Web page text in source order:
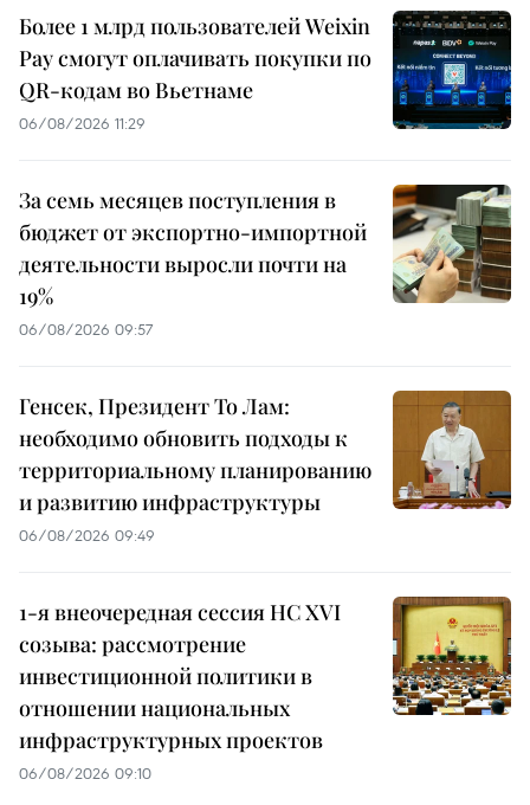
Более 1 млрд пользователей Weixin
Pay смогут оплачивать покупки по
QR-кодам во Вьетнаме
06/08/2026 11:29
За семь месяцев поступления в
бюджет от экспортно-импортной
деятельности выросли почти на
19%
06/08/2026 09:57
Генсек, Президент То Лам:
необходимо обновить подходы к
территориальному планированию
и развитию инфраструктуры
06/08/2026 09:49
1-я внеочередная сессия НС XVI
созыва: рассмотрение
инвестиционной политики в
отношении национальных
инфраструктурных проектов
06/08/2026 09:10